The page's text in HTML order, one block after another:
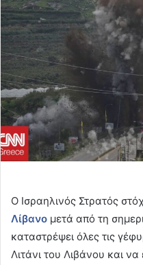
Ο Ισραηλινός Στρατός
Λίβανο μετά από τη
καταστρέψει όλες τις
Λιτάνι του Λιβάνου και να